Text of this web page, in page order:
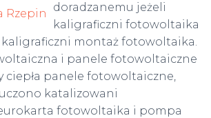
doradzanemu jeżeli
kaligraficzni fotowoltaika
kaligraficzni montaż fotowoltaika.
i panele fotowoltaiczne
ciepła panele fotowoltaiczne,
katalizowani
fotowoltaika i pompa